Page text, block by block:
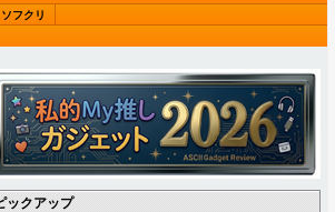
ソフクリ
ックアップ